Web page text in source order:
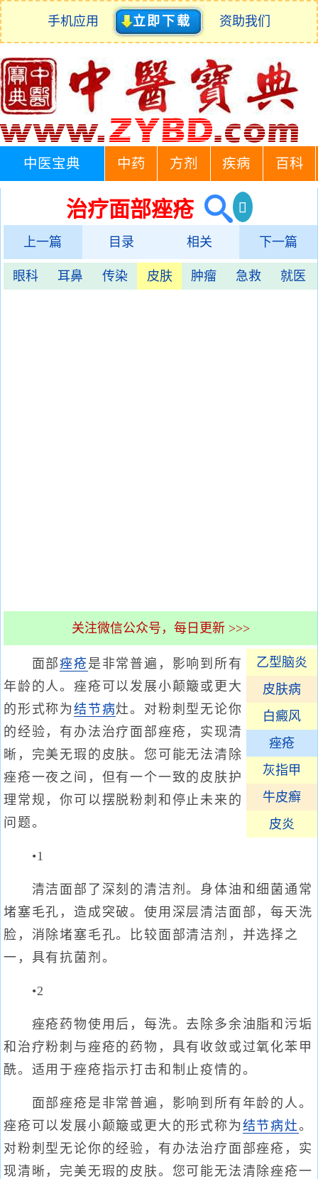
手机应用 立即下载 资助我们
中医宝典 中药 方剂 疾病 百科
治疗面部痤疮
上一篇 目录 相关 下一篇
眼科 耳鼻 传染 皮肤 肿瘤 急救 就医
关注微信公众号，每日更新 >>>
乙型脑炎
皮肤病
白癜风
痤疮
灰指甲
牛皮癣
皮炎
面部痤疮 是非常普遍，影响到所有
年龄的人。痤疮可以发展小颠簸或更大
的形式称为结节病灶。对粉刺型无论你
的经验，有办法治疗面部痤疮，实现清
晰，完美无瑕的皮肤。您可能无法清除
痤疮一夜之间，但有一个一致的皮肤护
理常规，你可以摆脱粉刺和停止未来的
问题。
•1
清洁面部了深刻的清洁剂。身体油和细菌通常
堵塞毛孔，造成突破。使用深层清洁面部，每天洗
脸，消除堵塞毛孔。比较面部清洁剂，并选择之
一，具有抗菌剂。
•2
痤疮药物使用后，每洗。去除多余油脂和污垢
和治疗粉刺与痤疮的药物，具有收敛或过氧化苯甲
酰。适用于痤疮指示打击和制止疫情的。
面部痤疮是非常普遍，影响到所有年龄的人。
痤疮可以发展小颠簸或更大的形式称为结节病灶。
对粉刺型无论你的经验，有办法治疗面部痤疮，实
现清晰，完美无瑕的皮肤。您可能无法清除痤疮一